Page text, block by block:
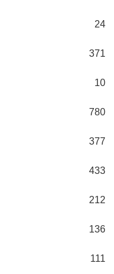
24
371
10
780
377
433
212
136
111